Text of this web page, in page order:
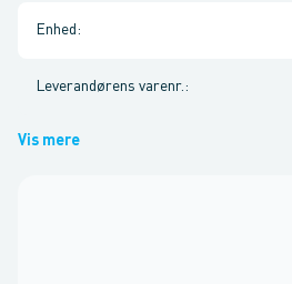
Enhed :
Leverandørens varenr. :
Vis mere